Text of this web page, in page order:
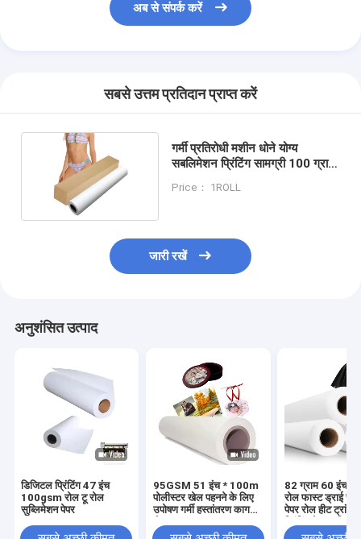
अब से संपर्क करें
सबसे उत्तम प्रतिदान प्राप्त करें
गर्मी प्रतिरोधी मशीन धोने योग्य
सबलिमेशन प्रिंटिंग सामग्री 100 ग्राम
Price： 1ROLL
जारी रखें
अनुशंसित उत्पाद
डिजिटल प्रिंटिंग 47 इंच
100gsm रोल टू रोल
सुब्लिमेशन पेपर
95GSM 51 इंच * 100m
पोलीस्टर खेल पहनने के लिए
उपोषण गर्मी हस्तांतरण कागज
82 ग्राम 60
रोल फास्ट ड्राई
पेपर रोल हीट